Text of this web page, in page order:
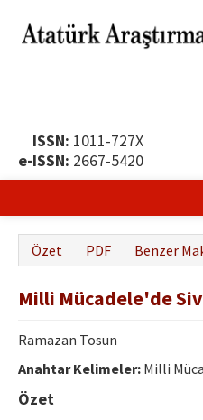
ISSN: 1011-727X
e-ISSN: 2667-5420
Hakkında
Yayın Politikası
Dergi Kurulları
Yayın İlkeleri
Etik İlkeler
Özet PDF Benzer
Milli Mücadele'de
Ramazan Tosun
Anahtar Kelimeler: Milli
Özet